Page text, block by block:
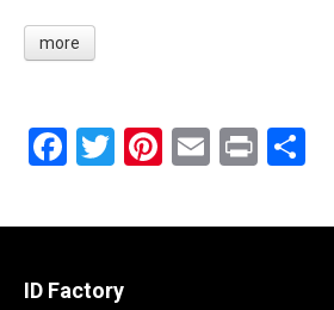
more
Facebook
Twitter
Pinterest
Email
Print
ID Factory